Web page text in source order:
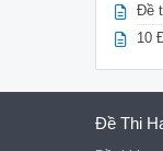
Đề
10
Đề Thi